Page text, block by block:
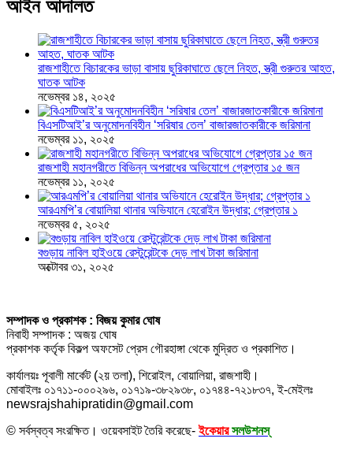
আইন আদালত
রাজশাহীতে বিচারকের ভাড়া বাসায় ছুরিকাঘাতে ছেলে নিহত, স্ত্রী গুরুতর আহত,
ঘাতক আটক
নভেম্বর ১৪, ২০২৫
বিএসটিআই’র অনুমোদনবিহীন ‘সরিষার তেল’ বাজারজাতকারীকে জরিমানা
নভেম্বর ১১, ২০২৫
রাজশাহী মহানগরীতে বিভিন্ন অপরাধের অভিযোগে গ্রেপ্তার ১৫ জন
নভেম্বর ১১, ২০২৫
আরএমপি’র বোয়ালিয়া থানার অভিযানে হেরোইন উদ্ধার; গ্রেপ্তার ১
নভেম্বর ৫, ২০২৫
বগুড়ায় নাবিল হাইওয়ে রেস্টুরেন্টকে দেড় লাখ টাকা জরিমানা
অক্টোবর ৩১, ২০২৫
সম্পাদক ও প্রকাশক : বিজয় কুমার ঘোষ
নিবাহী সম্পাদক : অজয় ঘোষ
প্রকাশক কর্তৃক বিকল্প অফসেট প্রেস গৌরহাঙ্গা থেকে মুদ্রিত ও প্রকাশিত।
কার্যালয়ঃ পূবালী মার্কেট (২য় তলা), শিরোইল, বোয়ালিয়া, রাজশাহী।
মোবাইলঃ ০১৭১১-০০০২৯৬, ০১৭১৯-৩৮২৯৩৮, ০১৭৪৪-৭২১৮৩৭, ই-মেইলঃ
newsrajshahipratidin@gmail.com
© সর্বস্বত্ব সংরক্ষিত। ওয়েবসাইট তৈরি করেছে-ইকেয়ার সলউশনস্